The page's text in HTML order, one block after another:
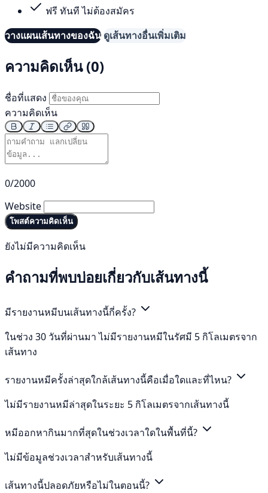
ฟรี ทันที ไม่ต้องสมัคร
วางแผนเส้นทางของฉัน ดูเส้นทางอื่นเพิ่มเติม
ความคิดเห็น (0)
ชื่อที่แสดง
ความคิดเห็น
0/2000
Website
โพสต์ความคิดเห็น
ยังไม่มีความคิดเห็น
คำถามที่พบบ่อยเกี่ยวกับเส้นทางนี้
มีรายงานหมีบนเส้นทางนี้กี่ครั้ง?
ในช่วง 30 วันที่ผ่านมา ไม่มีรายงานหมีในรัศมี 5 กิโลเมตรจาก
เส้นทาง
รายงานหมีครั้งล่าสุดใกล้เส้นทางนี้คือเมื่อใดและที่ไหน?
ไม่มีรายงานหมีล่าสุดในระยะ 5 กิโลเมตรจากเส้นทางนี้
หมีออกหากินมากที่สุดในช่วงเวลาใดในพื้นที่นี้?
ไม่มีข้อมูลช่วงเวลาสำหรับเส้นทางนี้
เส้นทางนี้ปลอดภัยหรือไม่ในตอนนี้?